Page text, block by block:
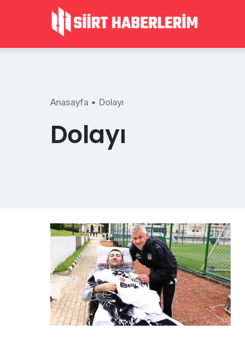
Anasayfa • Dolayı
Dolayı